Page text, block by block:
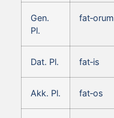
Gen.
Pl.
fat‑orum
Dat. Pl. fat‑is
Akk. Pl. fat‑os